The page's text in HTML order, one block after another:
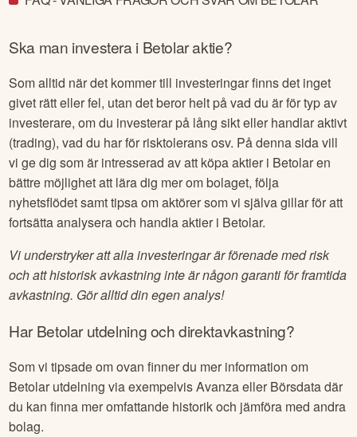
Ska man investera i Betolaraktie?
Som alltid när det kommer till investeringar finns det inget
givet rätt eller fel, utan det beror helt på vad du är för typ av
investerare, om du investerar på lång sikt eller handlar aktivt
(trading), vad du har för risktolerans osv. På denna sida vill
vi ge dig som är intresserad av att köpa aktier i Betolaren
bättre möjlighet att lära dig mer om bolaget, följa
nyhetsflödet samt tipsa om aktörer som vi själva gillar för att
fortsätta analysera och handla aktier i Betolar.
Vi understryker att alla investeringar är förenade med risk
och att historisk avkastning inte är någon garanti för framtida
avkastning. Gör alltid din egen analys!
HarBetolarutdelning och direktavkastning?
Som vi tipsade om ovan finner du mer information om
Betolar utdelning via exempelvis Avanza eller Börsdata där
du kan finna mer omfattande historik och jämföra med andra
bolag.